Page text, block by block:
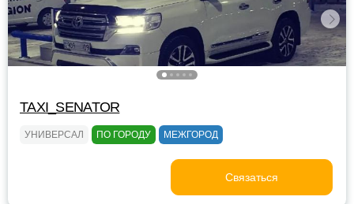
TAXI_SENATOR
УНИВЕРСАЛ ПО ГОРОДУ МЕЖГОРОД
Связаться